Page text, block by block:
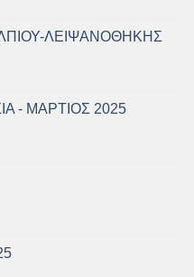
ΛΕΙΨΑΝΟΘΗΚΗΣ
- ΜΑΡΤΙΟΣ 2025